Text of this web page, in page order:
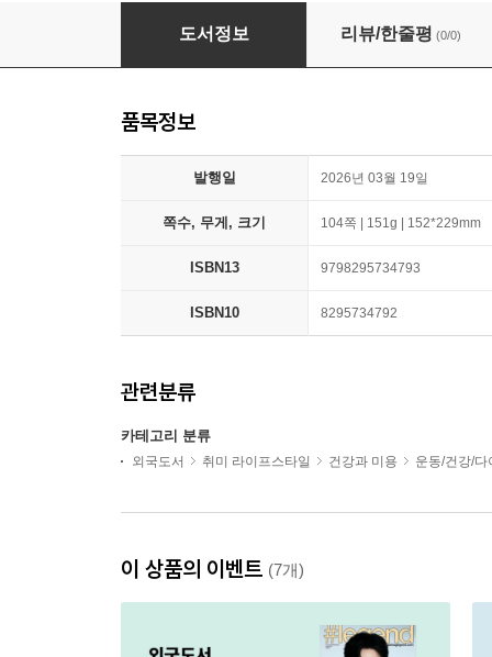
?什?女性?感到呼吸困?
도서정보 리뷰/한줄평 (0/0)
품목정보
발행일 2026년 03월 19일
쪽수, 무게, 크기 104쪽 | 151g | 152*229mm
ISBN13 9798295734793
ISBN10 8295734792
관련분류
카테고리 분류
외국도서 취미 라이프스타일 건강과 미용 운동/건강/다
이 상품의 이벤트 (7개)